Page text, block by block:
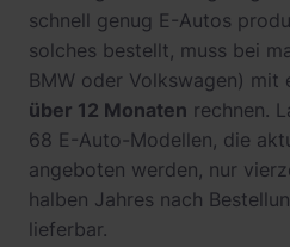
schnell genug E-Autos
solches bestellt, muss bei
BMW oder Volkswagen) mit
über 12 Monaten rechnen.
68 E-Auto-Modellen, die
angeboten werden, nur
halben Jahres nach
lieferbar.